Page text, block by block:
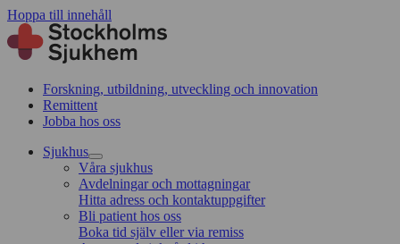
Hoppa till innehåll
Forskning, utbildning, utveckling och innovation
Remittent
Jobba hos oss
Sjukhus
Våra sjukhus
Avdelningar och mottagningar
Hitta adress och kontaktuppgifter
Bli patient hos oss
Boka tid själv eller via remiss